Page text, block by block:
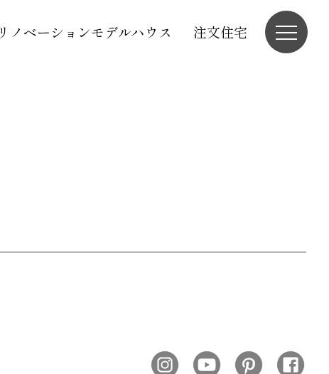
リノベーションモデルハウス 注文住宅